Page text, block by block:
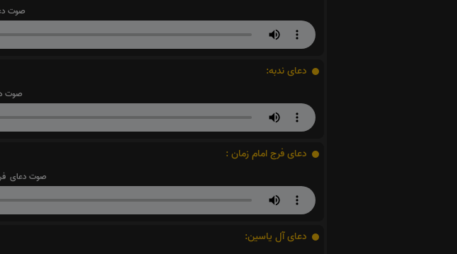
صوت
دعای ندبه:
صوت
دعای فرج امام زمان :
صوت دعای
دعای آل یاسین: